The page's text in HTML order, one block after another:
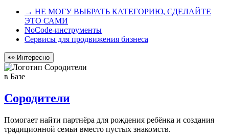
→ НЕ МОГУ ВЫБРАТЬ КАТЕГОРИЮ, СДЕЛАЙТЕ
ЭТО САМИ
NoCode-инструменты
Сервисы для продвижения бизнеса
👀 Интересно
в Базе
Сородители
Помогает найти партнёра для рождения ребёнка и создания
традиционной семьи вместо пустых знакомств.